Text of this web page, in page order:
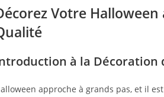
Votre
à la Décoration
approche à grands pas, et il